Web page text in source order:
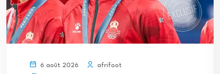
6 août 2026
afrifoot